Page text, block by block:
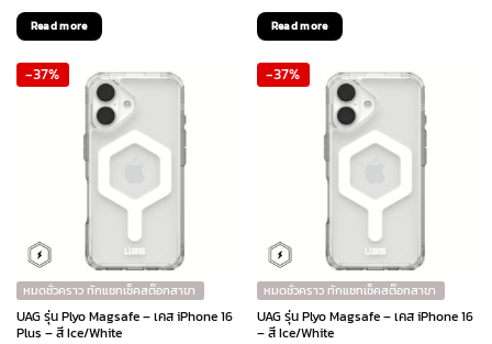
price
was:
1,890 ฿.1,190 ฿.
Read more
price
was:
1,890 ฿.1,190 ฿.
Read more
-37%
หมดชั่วคราว ทักแชทเช็คสต๊อกสาขา
UAG รุ่น Plyo Magsafe – เคส iPhone 16
Plus – สี Ice/White
-37%
หมดชั่วคราว ทักแชทเช็คสต๊อกสาขา
UAG รุ่น Plyo Magsafe – เคส iPhone 16
– สี Ice/White